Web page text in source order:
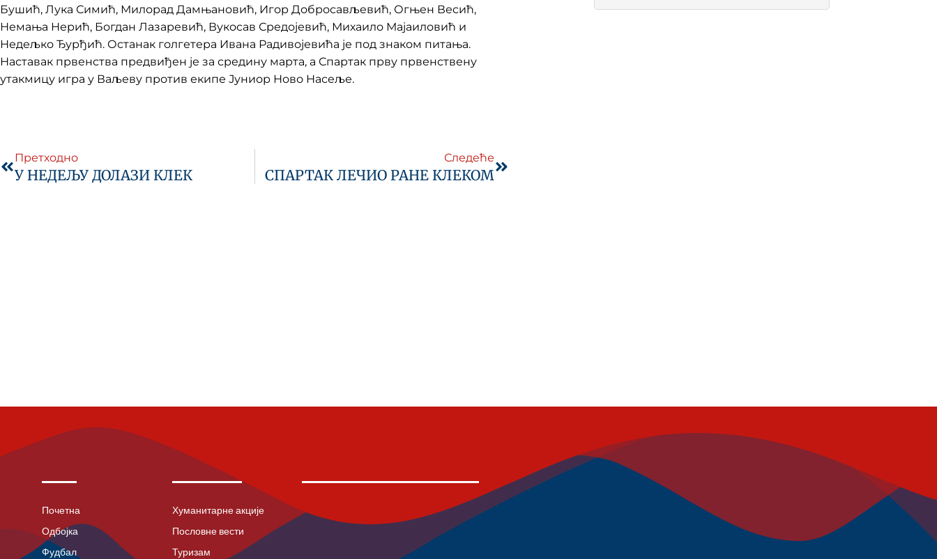
Бушић, Лука Симић, Милорад Дамњановић, Игор Добросављевић, Огњен Весић,
Немања Нерић, Богдан Лазаревић, Вукосав Средојевић, Михаило Мајаиловић и
Недељко Ђурђић. Останак голгетера Ивана Радивојевића је под знаком питања.
Наставак првенства предвиђен је за средину марта, а Спартак прву првенствену
утакмицу игра у Ваљеву против екипе Јуниор Ново Насеље.
Претходно
У НЕДЕЉУ ДОЛАЗИ КЛЕК
Следеће
СПАРТАК ЛЕЧИО РАНЕ КЛЕКОМ
Почетна
Одбојка
Фудбал
Хуманитарне акције
Пословне вести
Туризам